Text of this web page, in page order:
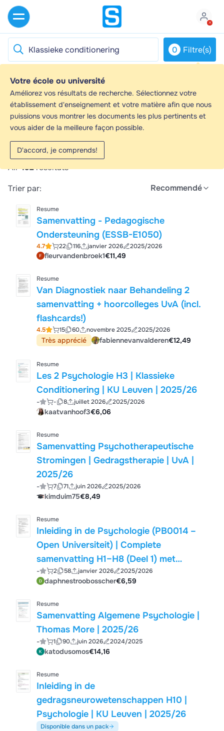
0 Filtre(s)
Votre école ou université
Améliorez vos résultats de recherche. Sélectionnez votre
établissement d'enseignement et votre matière afin que nous
puissions vous montrer les documents les plus pertinents et
vous aider de la meilleure façon possible.
D'accord, je comprends!
Klassieke conditionering - Guides d'étude,
Notes de cours & Résumés
Vous recherchez les meilleurs guides d'étude, notes
d'étude et résumés sur Klassieke conditionering ? Sur
cette page, vous trouverez 492 documents pour vous
aider à réviser pour Klassieke conditionering.
All492résultats
Trier par:
Recommendé
Resume
Samenvatting - Pedagogische
Ondersteuning (ESSB-E1050)
4.7 22 116 janvier 2026 2025/2026
fleurvandenbroek1€11,49
Resume
Van Diagnostiek naar Behandeling 2
samenvatting + hoorcolleges UvA (incl.
flashcards!)
4.5 15 60 novembre 2025 2025/2026
Très apprécié fabiennevanvalderen€12,49
Resume
Les 2 Psychologie H3 | Klassieke
Conditionering | KU Leuven | 2025/26
- - 8 juillet 2026 2025/2026
kaatvanhoof3€6,06
Resume
Samenvatting Psychotherapeutische
Stromingen | Gedragstherapie | UvA |
2025/26
- 7 71 juin 2026 2025/2026
kimduim75€8,49
Resume
Inleiding in de Psychologie (PB0014 –
Open Universiteit) | Complete
samenvatting H1–H8 (Deel 1) met
leerdoelen & kernbegrippen
- 2 58 janvier 2026 2025/2026
daphnestroobosscher€6,59
Resume
Samenvatting Algemene Psychologie |
Thomas More | 2025/26
- 1 90 juin 2026 2024/2025
katodusomos€14,16
Resume
Inleiding in de
gedragsneurowetenschappen H10 |
Psychologie | KU Leuven | 2025/26
Disponible dans un pack